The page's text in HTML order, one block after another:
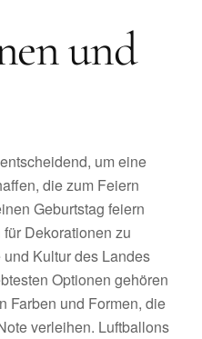
und
um eine
die zum Feiern
Geburtstag feiern
Dekorationen zu
Kultur des Landes
Optionen gehören
Farben und Formen, die
verleihen. Luftballons